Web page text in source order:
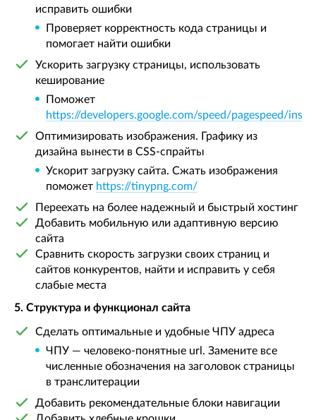
исправить ошибки
Проверяет корректность кода страницы и
помогает найти ошибки
Ускорить загрузку страницы, использовать
кеширование
Поможет
https://developers.google.com/speed/pagespeed/
Оптимизировать изображения. Графику из
дизайна вынести в CSS-спрайты
Ускорит загрузку сайта. Сжать изображения
поможет https://tinypng.com/
Переехать на более надежный и быстрый хостинг
Добавить мобильную или адаптивную версию
сайта
Сравнить скорость загрузки своих страниц и
сайтов конкурентов, найти и исправить у себя
слабые места
5. Структура и функционал сайта
Сделать оптимальные и удобные ЧПУ адреса
ЧПУ — человеко-понятные url. Замените все
численные обозначения на заголовок страницы
в транслитерации
Добавить рекомендательные блоки навигации